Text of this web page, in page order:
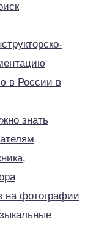
в России в
знать
на фотографии